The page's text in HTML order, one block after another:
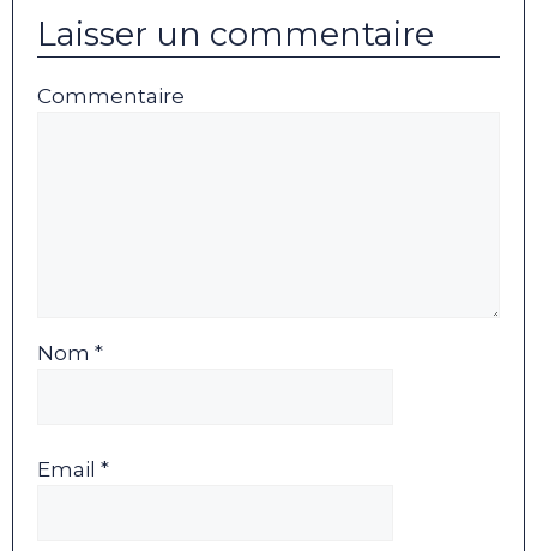
Laisser un commentaire
Commentaire
Nom *
Email *